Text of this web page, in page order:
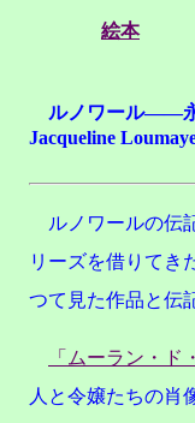
絵本
ルノワール——
Jacqueline
ルノワールの伝
リーズを借りてき
つて見た作品と伝
「ムーラン・ド
人と令嬢たちの肖